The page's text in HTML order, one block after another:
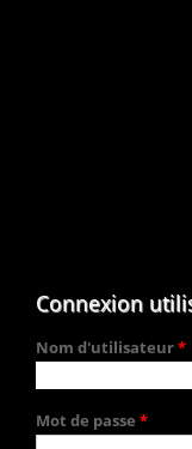
Connexion
Nom d'utilisateur*
Mot de passe *